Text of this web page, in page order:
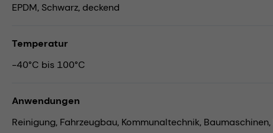
EPDM, Schwarz, deckend
Temperatur
-40°C bis 100°C
Anwendungen
Reinigung, Fahrzeugbau, Kommunaltechnik, Baumaschinen,